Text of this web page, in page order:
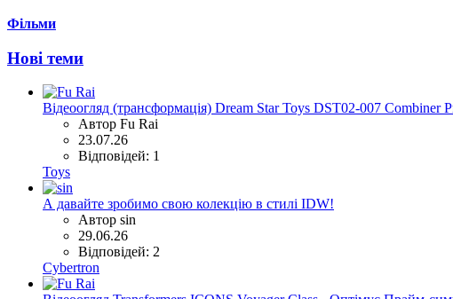
Фільми
Нові теми
Відеоогляд (трансформація) Dream Star Toys DST02-007 Combiner
Автор Fu Rai
23.07.26
Відповідей: 1
Toys
А давайте зробимо свою колекцію в стилі IDW!
Автор sin
29.06.26
Відповідей: 2
Cybertron